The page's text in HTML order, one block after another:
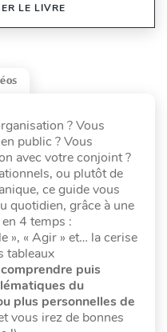
LE LIVRE
? Vous
public ? Vous
avec votre conjoint ?
ou plutôt de
ce guide vous
quotidien, grâce à une
4 temps :
», « Agir » et… la cerise
tableaux
comprendre puis
du
plus personnelles de
vous irez de bonnes